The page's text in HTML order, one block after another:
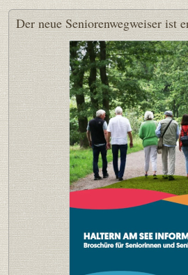
Der neue Seniorenwegweiser ist